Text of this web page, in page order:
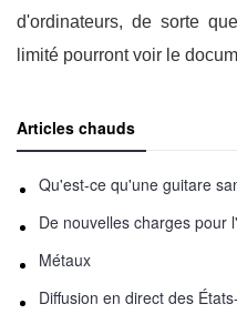
d'ordinateurs, de sorte
limité pourront voir le
Articles chauds
Qu'est-ce qu'une guitare
Métaux